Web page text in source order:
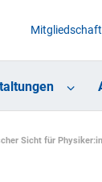
Mitgliedschaft
Sicht für